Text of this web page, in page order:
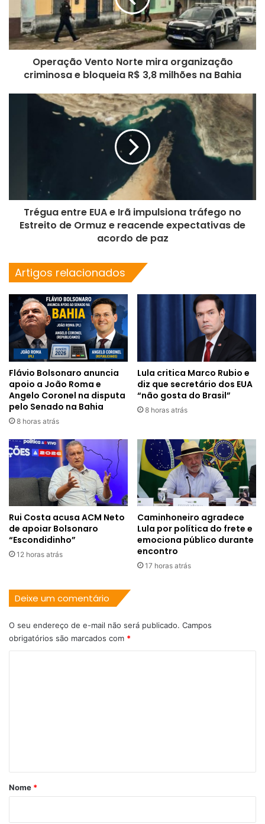
Operação Vento Norte mira organização
criminosa e bloqueia R$ 3,8 milhões na Bahia
Trégua entre EUA e Irã impulsiona tráfego no
Estreito de Ormuz e reacende expectativas de
acordo de paz
Artigos relacionados
Flávio Bolsonaro anuncia
apoio a João Roma e
Angelo Coronel na disputa
pelo Senado na Bahia
8 horas atrás
Lula critica Marco Rubio e
diz que secretário dos EUA
“não gosta do Brasil”
8 horas atrás
Rui Costa acusa ACM Neto
de apoiar Bolsonaro
“Escondidinho”
12 horas atrás
Caminhoneiro agradece
Lula por política do frete e
emociona público durante
encontro
17 horas atrás
Deixe um comentário
O seu endereço de e-mail não será publicado. Campos
obrigatórios são marcados com *
rNome *